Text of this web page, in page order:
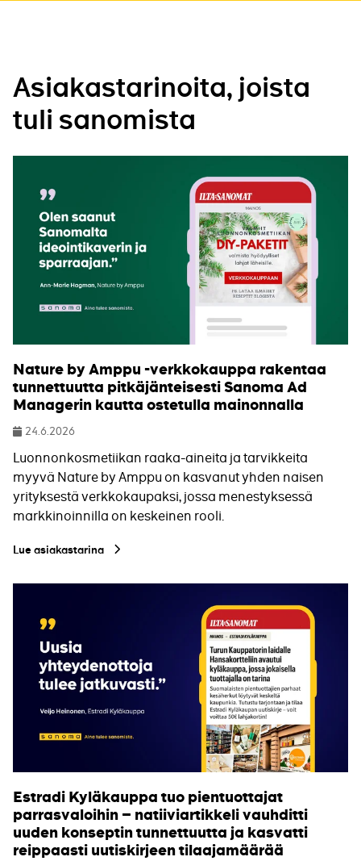
Asiakastarinoita, joista
tuli sanomista
Nature by Amppu -verkkokauppa rakentaa
tunnettuutta pitkäjänteisesti Sanoma Ad
Managerin kautta ostetulla mainonnalla
Julkaistu
24.6.2026
Luonnonkosmetiikan raaka-aineita ja tarvikkeita
myyvä Nature by Amppu on kasvanut yhden naisen
yrityksestä verkkokaupaksi, jossa menestyksessä
markkinoinnilla on keskeinen rooli.
Lue asiakastarina
Estradi Kyläkauppa tuo pientuottajat
parrasvaloihin – natiiviartikkeli vauhditti
uuden konseptin tunnettuutta ja kasvatti
reippaasti uutiskirjeen tilaajamäärää